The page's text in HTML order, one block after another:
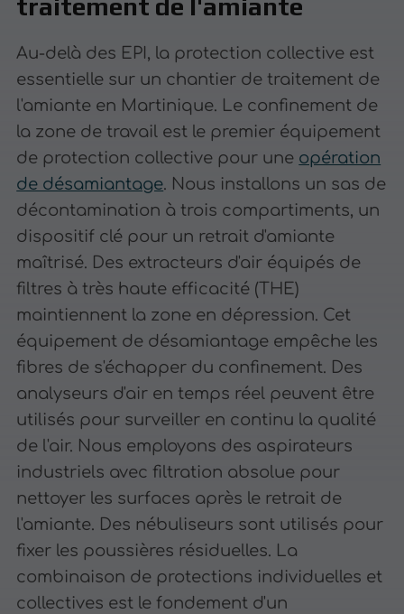
traitement de l'amiante
Au-delà des EPI, la protection collective est
essentielle sur un chantier de traitement de
l'amiante en Martinique. Le confinement de
la zone de travail est le premier équipement
de protection collective pour une opération
de désamiantage. Nous installons un sas de
décontamination à trois compartiments, un
dispositif clé pour un retrait d'amiante
maîtrisé. Des extracteurs d'air équipés de
filtres à très haute efficacité (THE)
maintiennent la zone en dépression. Cet
équipement de désamiantage empêche les
fibres de s'échapper du confinement. Des
analyseurs d'air en temps réel peuvent être
utilisés pour surveiller en continu la qualité
de l'air. Nous employons des aspirateurs
industriels avec filtration absolue pour
nettoyer les surfaces après le retrait de
l'amiante. Des nébuliseurs sont utilisés pour
fixer les poussières résiduelles. La
combinaison de protections individuelles et
collectives est le fondement d'un